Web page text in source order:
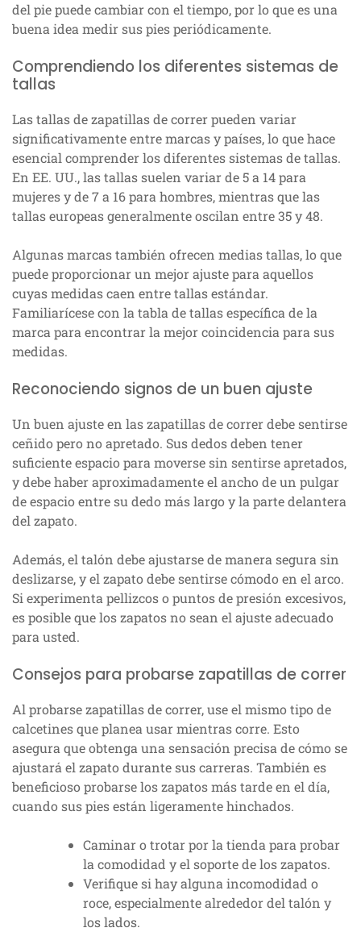
del pie puede cambiar con el tiempo, por lo que es una
buena idea medir sus pies periódicamente.
Comprendiendo los diferentes sistemas de
tallas
Las tallas de zapatillas de correr pueden variar
significativamente entre marcas y países, lo que hace
esencial comprender los diferentes sistemas de tallas.
En EE. UU., las tallas suelen variar de 5 a 14 para
mujeres y de 7 a 16 para hombres, mientras que las
tallas europeas generalmente oscilan entre 35 y 48.
Algunas marcas también ofrecen medias tallas, lo que
puede proporcionar un mejor ajuste para aquellos
cuyas medidas caen entre tallas estándar.
Familiarícese con la tabla de tallas específica de la
marca para encontrar la mejor coincidencia para sus
medidas.
Reconociendo signos de un buen ajuste
Un buen ajuste en las zapatillas de correr debe sentirse
ceñido pero no apretado. Sus dedos deben tener
suficiente espacio para moverse sin sentirse apretados,
y debe haber aproximadamente el ancho de un pulgar
de espacio entre su dedo más largo y la parte delantera
del zapato.
Además, el talón debe ajustarse de manera segura sin
deslizarse, y el zapato debe sentirse cómodo en el arco.
Si experimenta pellizcos o puntos de presión excesivos,
es posible que los zapatos no sean el ajuste adecuado
para usted.
Consejos para probarse zapatillas de correr
Al probarse zapatillas de correr, use el mismo tipo de
calcetines que planea usar mientras corre. Esto
asegura que obtenga una sensación precisa de cómo se
ajustará el zapato durante sus carreras. También es
beneficioso probarse los zapatos más tarde en el día,
cuando sus pies están ligeramente hinchados.
Caminar o trotar por la tienda para probar
la comodidad y el soporte de los zapatos.
Verifique si hay alguna incomodidad o
roce, especialmente alrededor del talón y
los lados.